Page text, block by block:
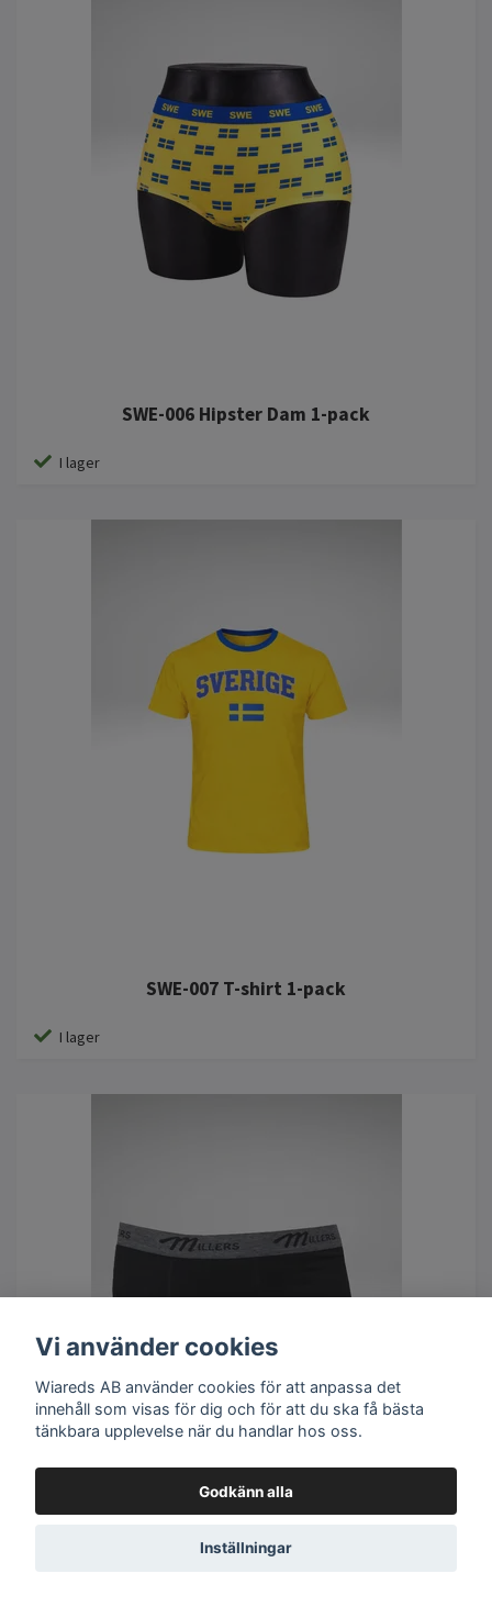
SWE-006 Hipster Dam 1-pack
I lager
SWE-007 T-shirt 1-pack
I lager
Millers 5204 Herrboxer Bambu 1-pack REA!
Vi använder cookies
Wiareds AB använder cookies för att anpassa det
innehåll som visas för dig och för att du ska få bästa
tänkbara upplevelse när du handlar hos oss.
Godkänn alla
Inställningar